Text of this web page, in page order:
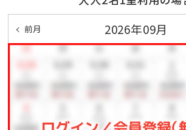
★★★★2026年6月19日（金）より、
プール営業を開始いたします★★★★
【営業期間】
2026年6月19日（金）～10月31日（土）
※6月19日は12：00より営業いたします。
※10月は土・日・祝日のみ営業いたし
【営業時間】
前月 2026年09月